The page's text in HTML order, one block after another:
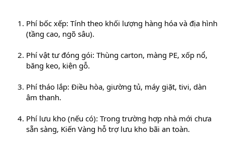
Phí bốc xếp: Tính theo khối lượng hàng hóa và địa hình
(tầng cao, ngõ sâu).
Phí vật tư đóng gói: Thùng carton, màng PE, xốp nổ,
băng keo, kiện gỗ.
Phí tháo lắp: Điều hòa, giường tủ, máy giặt, tivi, dàn
âm thanh.
Phí lưu kho (nếu có): Trong trường hợp nhà mới chưa
sẵn sàng, Kiến Vàng hỗ trợ lưu kho bãi an toàn.